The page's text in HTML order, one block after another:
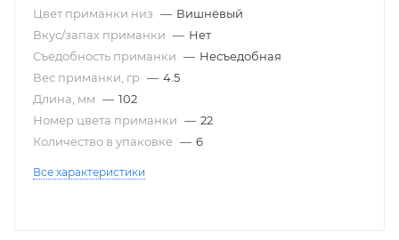
Цвет приманки низ — Вишнёвый
Вкус/запах приманки — Нет
Съедобность приманки — Несъедобная
Вес приманки, гр — 4.5
Длина, мм — 102
Номер цвета приманки — 22
Количество в упаковке — 6
Все характеристики